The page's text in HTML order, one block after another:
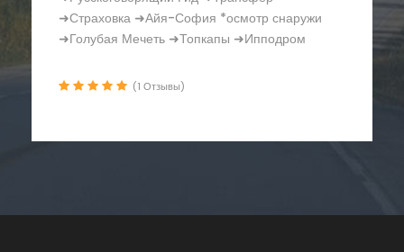
Босфора ➜Русскоговорящий Гид ➜Трансфер
➜Страховка ➜Крепость Румели Хисар